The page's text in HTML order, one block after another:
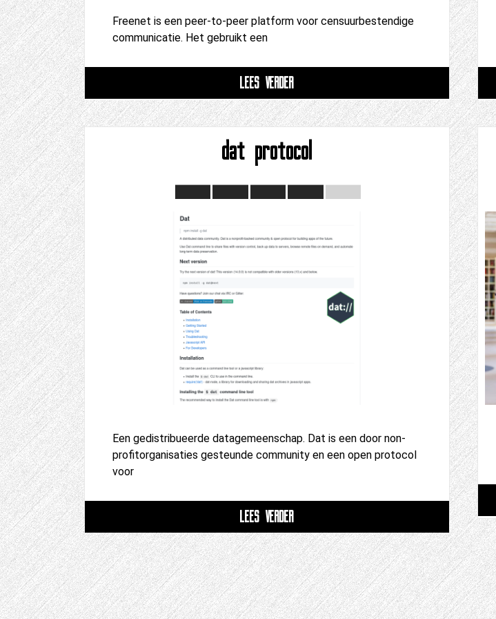
Freenet is een peer-to-peer platform voor censuurbestendige
communicatie. Het gebruikt een
LEES VERDER
dat protocol
Een gedistribueerde datagemeenschap. Dat is een door non-
profitorganisaties gesteunde community en een open protocol
voor
LEES VERDER